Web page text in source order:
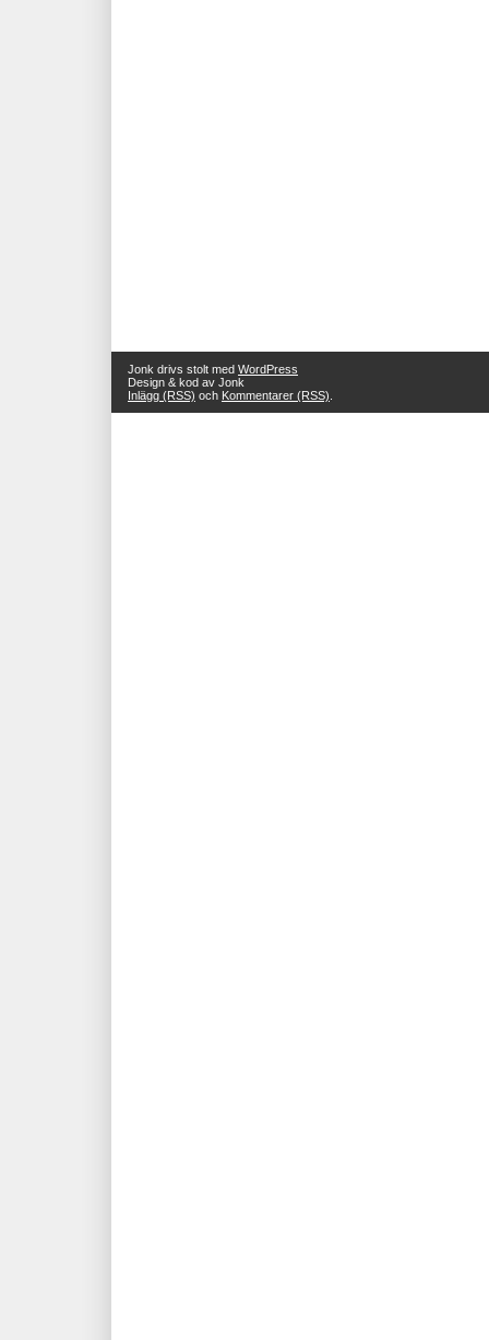
Jonk drivs stolt med WordPress
Design & kod av Jonk
Inlägg (RSS) och Kommentarer (RSS)